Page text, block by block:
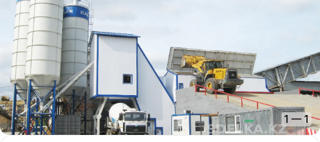
1 — 1